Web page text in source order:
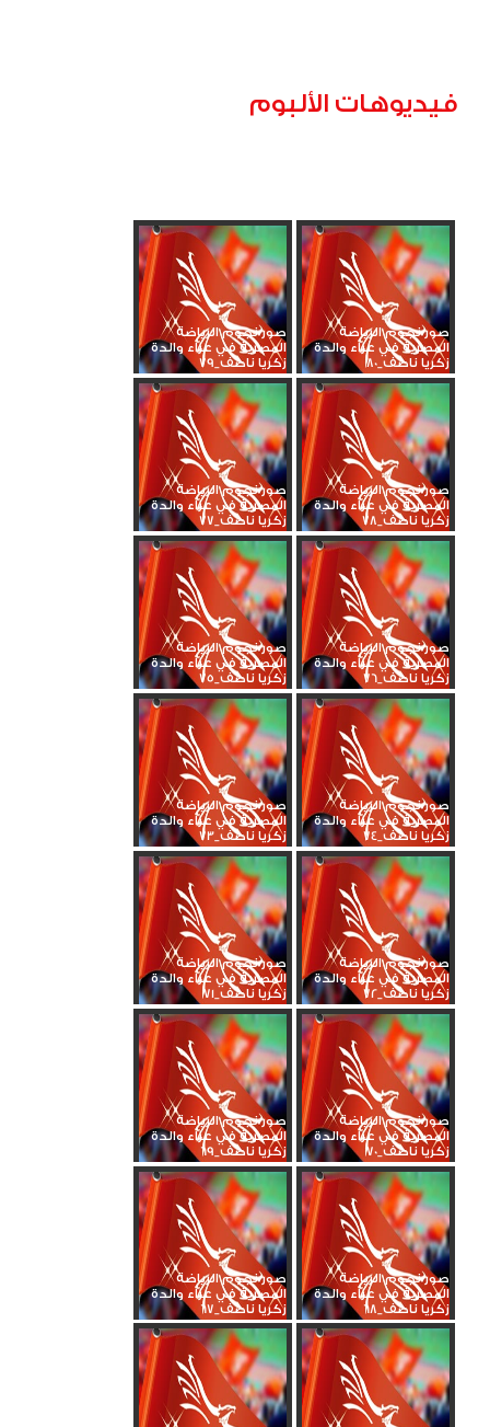
فيديوهات الألبوم
صور نجوم الرياضة
المصرية في عزاء والدة
زكريا ناصف_80
صور نجوم الرياضة
المصرية في عزاء والدة
زكريا ناصف_79
صور نجوم الرياضة
المصرية في عزاء والدة
زكريا ناصف_78
صور نجوم الرياضة
المصرية في عزاء والدة
زكريا ناصف_77
صور نجوم الرياضة
المصرية في عزاء والدة
زكريا ناصف_76
صور نجوم الرياضة
المصرية في عزاء والدة
زكريا ناصف_75
صور نجوم الرياضة
المصرية في عزاء والدة
زكريا ناصف_74
صور نجوم الرياضة
المصرية في عزاء والدة
زكريا ناصف_73
صور نجوم الرياضة
المصرية في عزاء والدة
زكريا ناصف_72
صور نجوم الرياضة
المصرية في عزاء والدة
زكريا ناصف_71
صور نجوم الرياضة
المصرية في عزاء والدة
زكريا ناصف_70
صور نجوم الرياضة
المصرية في عزاء والدة
زكريا ناصف_69
صور نجوم الرياضة
المصرية في عزاء والدة
زكريا ناصف_68
صور نجوم الرياضة
المصرية في عزاء والدة
زكريا ناصف_67